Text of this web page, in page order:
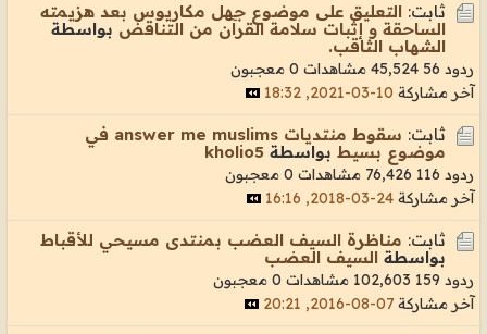
ثابت: التعليق على موضوع جهل مكاريوس بعد هزيمته
الساحقة و إثبات سلامة القرآن من التناقض بواسطة
الشهاب الثاقب.
ردود 56 45,524 مشاهدات
0 معجبون
آخر مشاركة 10-03-2021, 18:32
ثابت:
سقوط منتديات answer me muslims في
موضوع بسيط بواسطة kholio5
ردود 116 76,426 مشاهدات
0 معجبون
آخر مشاركة 24-03-2018, 16:16
ثابت: مناظرة السيف العضب بمنتدى مسيحي للأقباط
بواسطة السيف العضب
ردود 159 102,603 مشاهدات
0 معجبون
آخر مشاركة 07-08-2016, 20:21